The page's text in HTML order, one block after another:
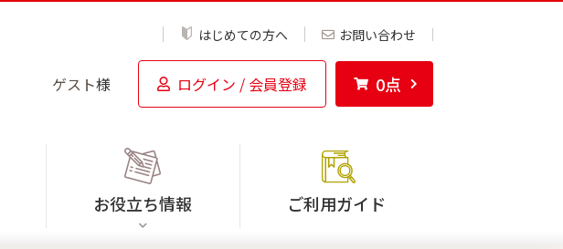
はじめての方へ お問い合わせ
ゲスト様 ログイン / 会員登録 0点
お役立ち情報 ご利用ガイド